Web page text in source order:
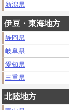
新潟県
伊豆・東海地方
静岡県
岐阜県
愛知県
三重県
北陸地方